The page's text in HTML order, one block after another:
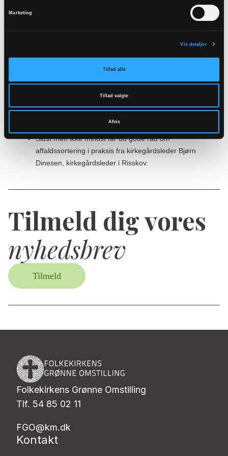
Marketing
Vis detaljer
Tillad alle
Tillad valgte
Afvis
renovatører.
Sidst men ikke mindst får du gode råd om
affaldssortering i praksis fra kirkegårdsleder Bjørn
Dinesen, kirkegårdsleder i Risskov.
Tilmeld dig vores
nyhedsbrev
Tilmeld
Folkekirkens Grønne Omstilling
Tlf. 54 85 02 11
FGO@km.dk
Kontakt